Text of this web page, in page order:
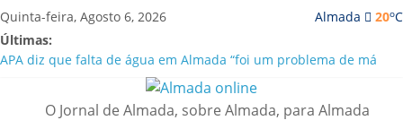
Saltar
para
conteúdo
Almada 20oC
Quinta-feira, Agosto 6, 2026
Últimas:
APA diz que falta de água em Almada “foi um problema de má
Laranjeiro | Cultura pop asiática invade a Casa Amarela
Ponte 25 de Abril celebra 60 anos com programa cultural entre
O Jornal de Almada, sobre Almada, para Almada